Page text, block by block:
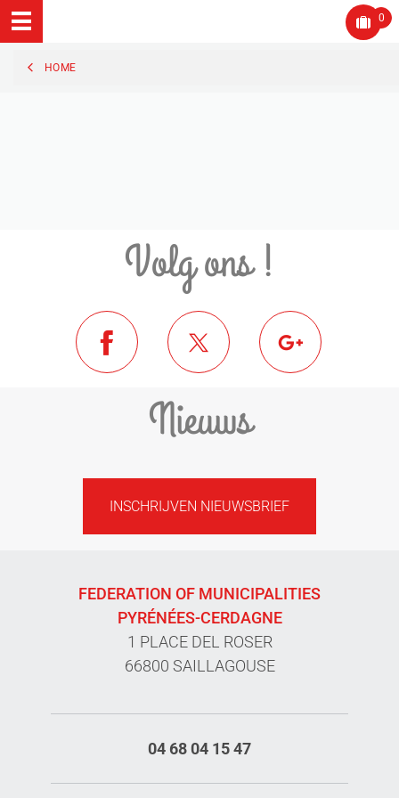
0
HOME
Volg ons !
Nieuws
INSCHRIJVEN NIEUWSBRIEF
FEDERATION OF MUNICIPALITIES
PYRÉNÉES-CERDAGNE
1 PLACE DEL ROSER
66800 SAILLAGOUSE
04 68 04 15 47